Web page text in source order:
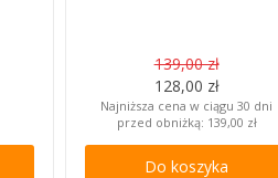
139,00 zł
128,00 zł
Najniższa cena w ciągu 30 dni
przed obniżką: 139,00 zł
Do koszyka